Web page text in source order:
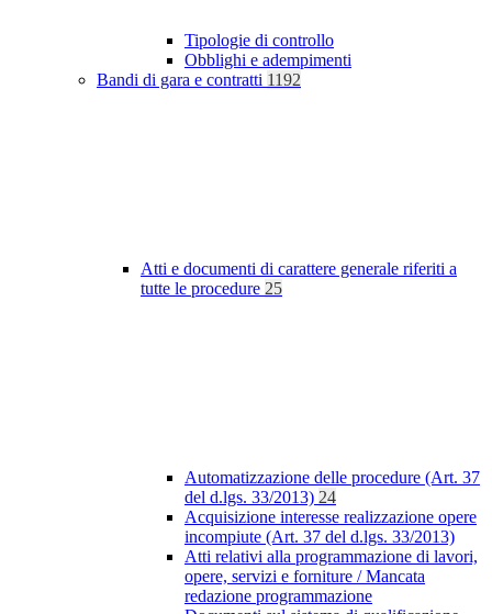
Tipologie di controllo
Obblighi e adempimenti
Bandi di gara e contratti 1192
Atti e documenti di carattere generale riferiti a
tutte le procedure 25
Automatizzazione delle procedure (Art. 37
del d.lgs. 33/2013) 24
Acquisizione interesse realizzazione opere
incompiute (Art. 37 del d.lgs. 33/2013)
Atti relativi alla programmazione di lavori,
opere, servizi e forniture / Mancata
redazione programmazione